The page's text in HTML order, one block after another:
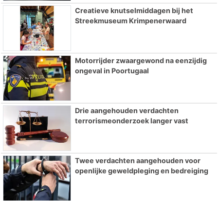
Creatieve knutselmiddagen bij het
Streekmuseum Krimpenerwaard
Motorrijder zwaargewond na eenzijdig
ongeval in Poortugaal
Drie aangehouden verdachten
terrorismeonderzoek langer vast
Twee verdachten aangehouden voor
openlijke geweldpleging en bedreiging